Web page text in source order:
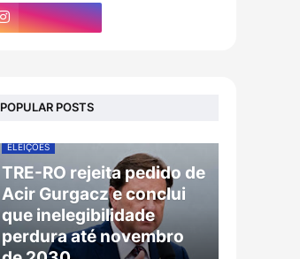
POPULAR POSTS
ELEIÇÕES
TRE-RO rejeita pedido de
Acir Gurgacz e conclui
que inelegibilidade
perdura até novembro